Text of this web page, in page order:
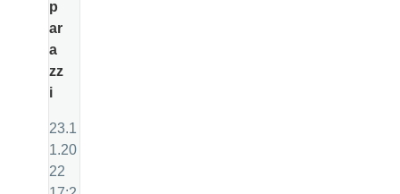
p
ar
a
zz
i
23.1
1.20
22